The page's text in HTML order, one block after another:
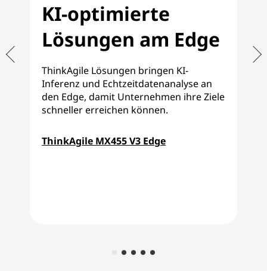
KI-optimierte
Lösungen am Edge
ThinkAgile Lösungen bringen KI-
Inferenz und Echtzeitdatenanalyse an
den Edge, damit Unternehmen ihre Ziele
schneller erreichen können.
ThinkAgile MX455 V3 Edge